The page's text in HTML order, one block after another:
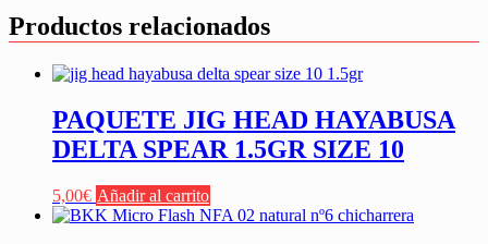
Productos relacionados
PAQUETE JIG HEAD HAYABUSA
DELTA SPEAR 1.5GR SIZE 10
5,00€ Añadir al carrito